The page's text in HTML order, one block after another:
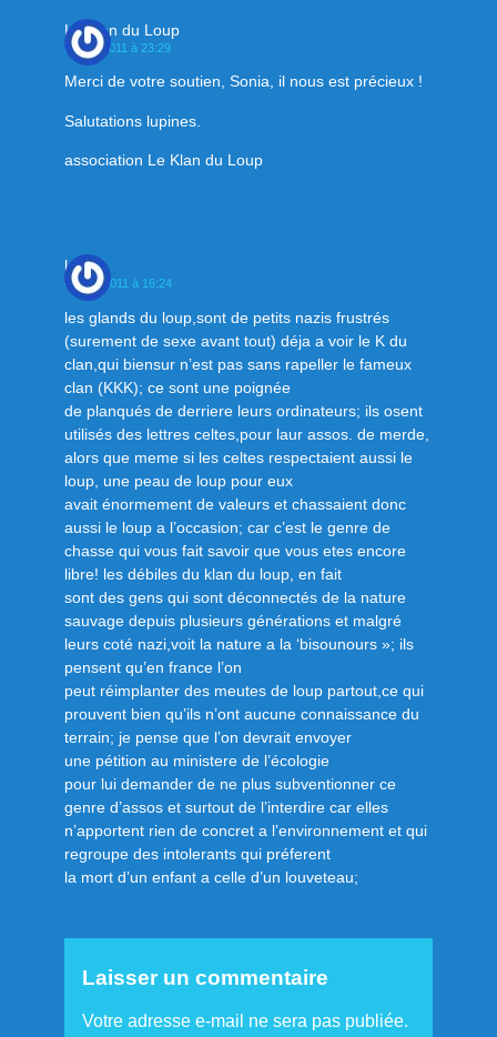
Le Klan du Loup
19 juin 2011 à 23:29
Merci de votre soutien, Sonia, il nous est précieux !
Salutations lupines.
association Le Klan du Loup
lobo
4 juillet 2011 à 16:24
les glands du loup,sont de petits nazis frustrés
(surement de sexe avant tout) déja a voir le K du
clan,qui biensur n’est pas sans rapeller le fameux
clan (KKK); ce sont une poignée
de planqués de derriere leurs ordinateurs; ils osent
utilisés des lettres celtes,pour laur assos. de merde,
alors que meme si les celtes respectaient aussi le
loup, une peau de loup pour eux
avait énormement de valeurs et chassaient donc
aussi le loup a l’occasion; car c’est le genre de
chasse qui vous fait savoir que vous etes encore
libre! les débiles du klan du loup, en fait
sont des gens qui sont déconnectés de la nature
sauvage depuis plusieurs générations et malgré
leurs coté nazi,voit la nature a la ‘bisounours »; ils
pensent qu’en france l’on
peut réimplanter des meutes de loup partout,ce qui
prouvent bien qu’ils n’ont aucune connaissance du
terrain; je pense que l’on devrait envoyer
une pétition au ministere de l’écologie
pour lui demander de ne plus subventionner ce
genre d’assos et surtout de l’interdire car elles
n’apportent rien de concret a l’environnement et qui
regroupe des intolerants qui préferent
la mort d’un enfant a celle d’un louveteau;
Laisser un commentaire
Votre adresse e-mail ne sera pas publiée.